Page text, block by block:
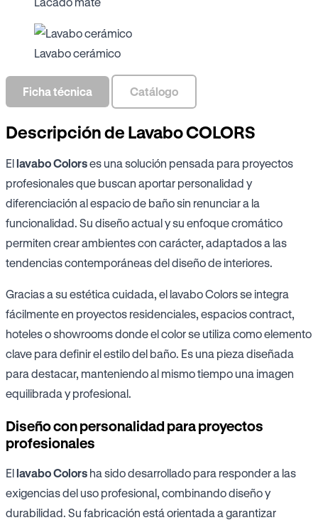
Lavabo cerámico
Ficha técnica Catálogo
Descripción de Lavabo COLORS
Ellavabo Colorses una solución pensada para proyectos
profesionales que buscan aportar personalidad y
diferenciación al espacio de baño sin renunciar a la
funcionalidad. Su diseño actual y su enfoque cromático
permiten crear ambientes con carácter, adaptados a las
tendencias contemporáneas del diseño de interiores.
Gracias a su estética cuidada, el lavabo Colors se integra
fácilmente en proyectos residenciales, espacios contract,
hoteles o showrooms donde el color se utiliza como elemento
clave para definir el estilo del baño. Es una pieza diseñada
para destacar, manteniendo al mismo tiempo una imagen
equilibrada y profesional.
Diseño con personalidad para proyectos
profesionales
Ellavabo Colors ha sido desarrollado para responder a las
exigencias del uso profesional, combinando diseño y
durabilidad. Su fabricación está orientada a garantizar